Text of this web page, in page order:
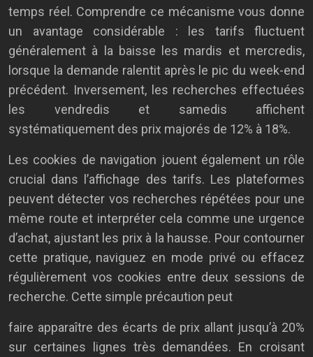
temps réel. Comprendre ce mécanisme vous donne
un avantage considérable : les tarifs fluctuent
généralement à la baisse les mardis et mercredis,
lorsque la demande ralentit après le pic du week-end
précédent. Inversement, les recherches effectuées
les vendredis et samedis affichent
systématiquement des prix majorés de 12% à 18%.
Les cookies de navigation jouent également un rôle
crucial dans l’affichage des tarifs. Les plateformes
peuvent détecter vos recherches répétées pour une
même route et interpréter cela comme une urgence
d’achat, ajustant les prix à la hausse. Pour contourner
cette pratique, naviguez en mode privé ou effacez
régulièrement vos cookies entre deux sessions de
recherche. Cette simple précaution peut
faire apparaître des écarts de prix allant jusqu’à 20%
sur certaines lignes très demandées. En croisant